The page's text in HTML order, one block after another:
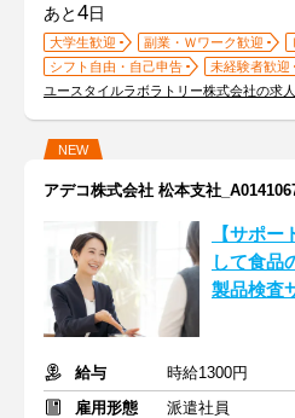
あと4日
大学生歓迎 副業・Ｗワーク歓迎
シフト自由・自己申告
未経験者歓迎
ユースタイルラボラトリー株式会社の求
NEW
アデコ株式会社 松本支社
【サポ
して食品
製品検査
給与
時給1300円
雇用形態
派遣社員